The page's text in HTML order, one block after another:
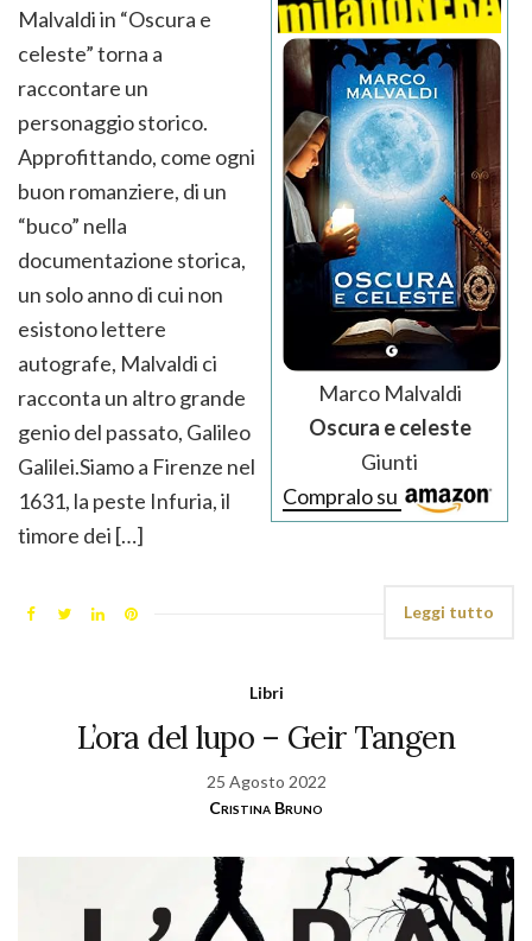
Marco Malvaldi
Oscura e celeste
Giunti
Compralo su
Malvaldi in “Oscura e
celeste” torna a
raccontare un
personaggio storico.
Approfittando, come ogni
buon romanziere, di un
“buco” nella
documentazione storica,
un solo anno di cui non
esistono lettere
autografe, Malvaldi ci
racconta un altro grande
genio del passato, Galileo
Galilei.Siamo a Firenze nel
1631, la peste Infuria, il
timore dei […]
Leggi tutto
Libri
L’ora del lupo – Geir Tangen
25 Agosto 2022
Cristina Bruno